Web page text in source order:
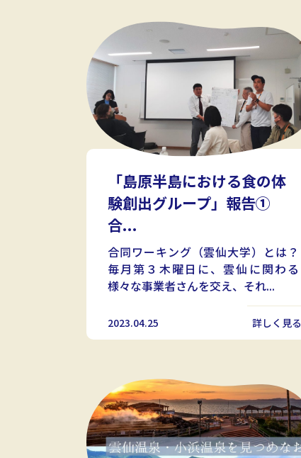
「島原半島における食の体
験創出グループ」報告①
合...
合同ワーキング（雲仙大学）とは？
毎月第３木曜日に、雲仙に関わる
様々な事業者さんを交え、それ...
2023.04.25 詳しく見る